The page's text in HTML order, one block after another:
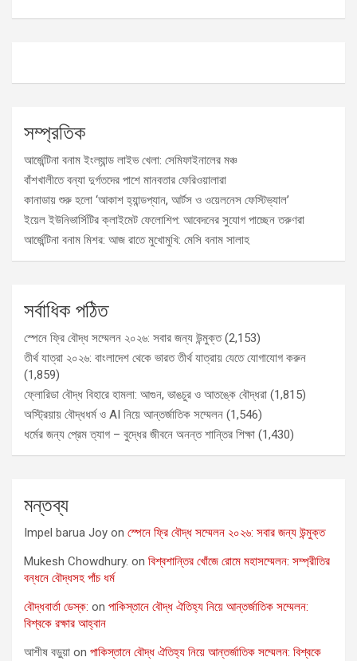
সম্প্রতিক
আর্জেন্টিনা বনাম ইংল্যান্ড লাইভ খেলা: সেমিফাইনালের মঞ্চ
বাঁশখালীতে বন্যা দুর্গতদের পাশে মানবতার ফেরিওয়ালারা
কানাডায় শুরু হলো ‘আকাশ হ্যান্ডপ্যান, আর্টস ও ওয়েলনেস ফেস্টিভ্যাল’
ইয়েল ইউনিভার্সিটির ক্লাইমেট ফেলোশিপ: আবেদনের সুযোগ পাচ্ছেন তরুণরা
আর্জেন্টিনা বনাম মিশর: আজ রাতে মুখোমুখি: মেসি বনাম সালাহ
সর্বাধিক পঠিত
স্পেনে ফ্রি বৌদ্ধ সম্মেলন ২০২৬: সবার জন্য উন্মুক্ত (2,153)
তীর্থ যাত্রা ২০২৬: বাংলাদেশ থেকে ভারত তীর্থ যাত্রায় যেতে যোগাযোগ করুন
(1,859)
ফ্লোরিডা বৌদ্ধ বিহারে হামলা: আগুন, ভাঙচুর ও আতঙ্কে বৌদ্ধরা (1,815)
অস্ট্রিয়ায় বৌদ্ধধর্ম ও AI নিয়ে আন্তর্জাতিক সম্মেলন (1,546)
ধর্মের জন্য প্রেম ত্যাগ – বুদ্ধের জীবনে অনন্ত শান্তির শিক্ষা (1,430)
মন্তব্য
Impel barua Joy on স্পেনে ফ্রি বৌদ্ধ সম্মেলন ২০২৬: সবার জন্য উন্মুক্ত
Mukesh Chowdhury. on বিশ্বশান্তির খোঁজে রোমে মহাসম্মেলন: সম্প্রীতির
বন্ধনে বৌদ্ধসহ পাঁচ ধর্ম
বৌদ্ধবার্তা ডেস্ক: on পাকিস্তানে বৌদ্ধ ঐতিহ্য নিয়ে আন্তর্জাতিক সম্মেলন:
বিশ্বকে রক্ষার আহ্বান
আশীষ বড়ুয়া on পাকিস্তানে বৌদ্ধ ঐতিহ্য নিয়ে আন্তর্জাতিক সম্মেলন: বিশ্বকে